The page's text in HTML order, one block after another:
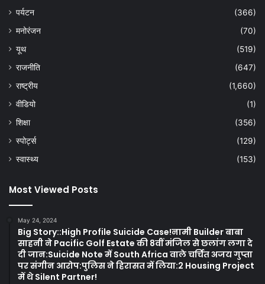
पर्यटन
(366)
मनोरंजन
(70)
यूथ
(519)
राजनीति
(647)
राष्ट्रीय
(1,660)
वीडियो
(1)
शिक्षा
(356)
स्पोर्ट्स
(129)
स्वास्थ्य
(153)
Most Viewed Posts
May 24, 2024
Big Story::High Profile Suicide Case!नामी Builder बाबा
साहनी ने Pacific Golf Estate की 8वीं मंजिल से छलांग लगा दे
दी जान:Suicide Note में South Africa वाले चर्चित अजय गुप्ता
पर संगीन आरोप:पुलिस ने हिरासत में लिया:2 Housing Project
में थे Silent Partner!